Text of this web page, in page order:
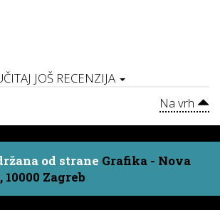
JOŠ RECENZIJA
Na vrh
od strane Grafika - Nova
10000 Zagreb